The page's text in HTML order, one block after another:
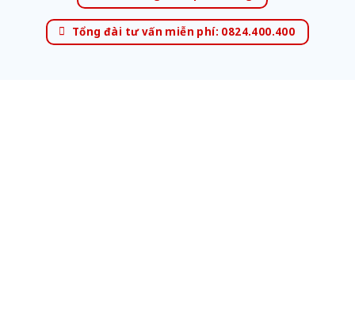
Tổng đài tư vấn miễn phí: 0824.400.400